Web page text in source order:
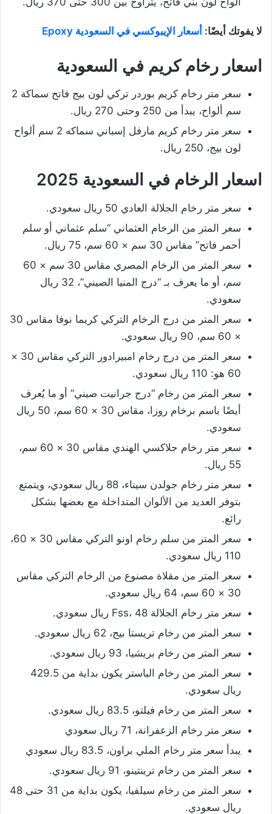
لا يفوتك أيضًا: أسعار الإيبوكسي في السعودية Epoxy
اسعار رخام كريم في السعودية
سعر متر رخام كريم بوردر تركي لون بيج فاتح سماكة 2
سم ألواح، يبدأ من 250 وحتى 270 ريال.
سعر متر رخام كريم مارفل إسباني سماكه 2 سم ألواح
لون بيج، 250 ريال.
اسعار الرخام في السعودية 2025
سعر متر رخام الجلالة العادي 50 ريال سعودي.
سعر المتر من الرخام العثماني “سلم عثماني أو سلم
أحمر فاتح” مقاس 30 سم × 60 سم، 75 ريال.
سعر المتر من الرخام المصري مقاس 30 سم × 60
سم، أو ما يعرف بـ “درج المنيا الصيني”، 32 ريال
سعودي.
سعر المتر من درج الرخام التركي كريما نوفا مقاس 30
× 60 سم، 90 ريال سعودي.
سعر المتر من درج رخام امبيرادور التركي مقاس 30 ×
60 هو: 110 ريال سعودي.
سعر المتر من رخام “درج جرانيت صيني” أو ما يُعرف
أيضًا باسم برخام روزا، مقاس 30 × 60 سم، 50 ريال
سعودي.
سعر متر رخام جلاكسي الهندي مقاس 30 × 60 سم،
55 ريال.
سعر متر رخام جولدن سيناء، 88 ريال سعودي، ويتمتع
بتوفر العديد من الألوان المتداخلة مع بعضها بشكل
رائع.
سعر المتر من سلم رخام اونو التركي مقاس 30 × 60،
110 ريال سعودي.
سعر المتر من مقلاة مصنوع من الرخام التركي مقاس
30 × 60 سم، 64 ريال سعودي.
سعر متر رخام الجلالة Fss، 48 ريال سعودي.
سعر المتر من رخام تريستا بيج، 62 ريال سعودي.
سعر المتر من رخام بريشيا، 93 ريال سعودي.
سعر المتر من رخام الباستر يكون بداية من 429.5
ريال سعودي.
سعر المتر من رخام فيلتو، 83.5 ريال سعودي.
سعر متر رخام الزعفرانة، 71 ريال سعودي
يبدأ سعر متر رخام الملي براون، 83.5 ريال سعودي
سعر المتر من رخام ترينتينو، 91 ريال سعودي.
سعر المتر من رخام سيلفيا، يكون بداية من 31 حتى 48
ريال سعودي.